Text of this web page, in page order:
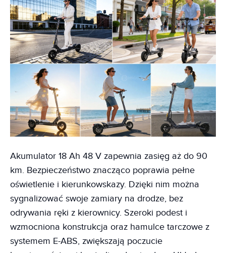
Akumulator 18 Ah 48 V zapewnia zasięg aż do 90
km. Bezpieczeństwo znacząco poprawia pełne
oświetlenie i kierunkowskazy. Dzięki nim można
sygnalizować swoje zamiary na drodze, bez
odrywania ręki z kierownicy. Szeroki podest i
wzmocniona konstrukcja oraz hamulce tarczowe z
systemem E-ABS, zwiększają poczucie